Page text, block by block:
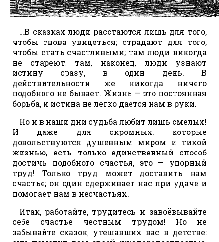
…В сказках люди расстаются лишь для того,
чтобы снова увидеться; страдают для того,
чтобы стать счастливыми; там люди никогда
не стареют; там, наконец, люди узнают
истину сразу, в один день. В
действительности же никогда ничего
подобного не бывает. Жизнь — это постоянная
борьба, и истина не легко дается нам в руки.
Но и в наши дни судьба любит лишь смелых!
И даже для скромных, которые
довольствуются душевным миром и тихой
жизнью, есть только единственный способ
достичь подобного счастья, это — упорный
труд! Только труд может доставить нам
счастье; он один сдерживает нас при удаче и
помогает нам в несчастьях.
Итак, работайте, трудитесь и завоёвывайте
себе счастье честным трудом! Но не
забывайте сказок, утешавших вас в детстве: